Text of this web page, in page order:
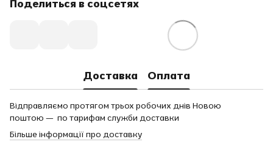
Поделиться в соцсетях
Доставка Оплата
Відправляємо протягом трьох робочих днів Новою
поштою — по тарифам служби доставки
Більше інформації про доставку